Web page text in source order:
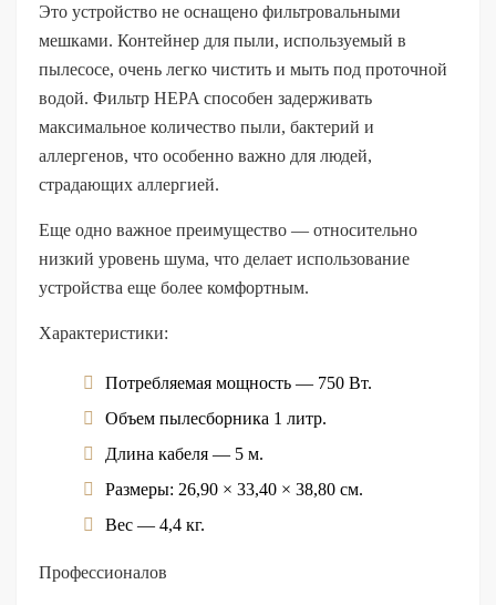
Это устройство не оснащено фильтровальными
мешками. Контейнер для пыли, используемый в
пылесосе, очень легко чистить и мыть под проточной
водой. Фильтр HEPA способен задерживать
максимальное количество пыли, бактерий и
аллергенов, что особенно важно для людей,
страдающих аллергией.
Еще одно важное преимущество — относительно
низкий уровень шума, что делает использование
устройства еще более комфортным.
Характеристики:
Потребляемая мощность — 750 Вт.
Объем пылесборника 1 литр.
Длина кабеля — 5 м.
Размеры: 26,90 × 33,40 × 38,80 см.
Вес — 4,4 кг.
Профессионалов